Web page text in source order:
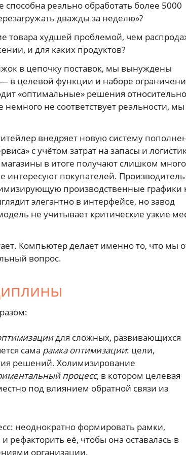
реально обработать более 5000
дважды за неделю»?
товара худшей проблемой, чем
и для каких продуктов?
в цепочку поставок, мы вынуждены
в целевой функции и наборе
«оптимальные» решения относительно
не соответствует реальности, мы
внедряет новую систему
с учётом затрат на запасы и
магазины в итоге получают слишком много
покупателей. Производитель
производственные графики
элегантно в интерфейсе, но завод
не учитывает критические узкие
Компьютер делает именно то, что мы
вопрос.
для сложных, развивающихся
сама рамка оптимизации: цели,
решений. Холимизирование
процесс, в котором целевая
под влиянием обратной связи из
неоднократно формировать рамки,
рефакторить её, чтобы она оставалась в
организации.